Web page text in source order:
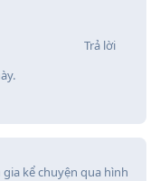
Trả lời
gia kể chuyện qua hình